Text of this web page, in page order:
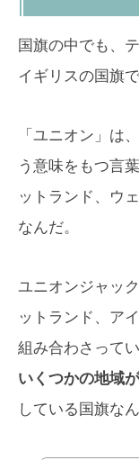
国旗の中でも、
イギリスの国旗
「ユニオン」は
う意味をもつ言
ットランド、ウ
なんだ。
ユニオンジャッ
ットランド、ア
組み合わさって
いくつかの地域
している国旗なん